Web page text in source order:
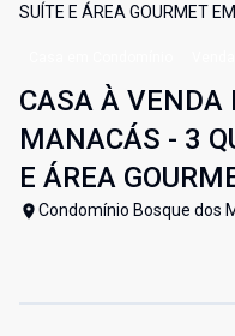
SUÍTE E ÁREA GOURMET
CASA À VENDA
MANACÁS - 3
E ÁREA
Condomínio Bosque dos